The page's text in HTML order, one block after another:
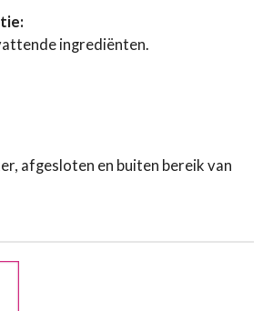
ingrediënten.
afgesloten en buiten bereik van